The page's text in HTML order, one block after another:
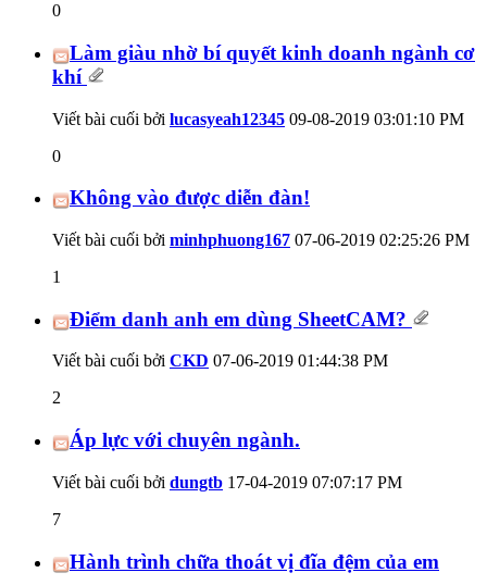
0
Làm giàu nhờ bí quyết kinh doanh ngành cơ
khí
Viết bài cuối bởi lucasyeah12345 09-08-2019 03:01:10 PM
0
Không vào được diễn đàn!
Viết bài cuối bởi minhphuong167 07-06-2019 02:25:26 PM
1
Điểm danh anh em dùng SheetCAM?
Viết bài cuối bởi CKD 07-06-2019 01:44:38 PM
2
Áp lực với chuyên ngành.
Viết bài cuối bởi dungtb 17-04-2019 07:07:17 PM
7
Hành trình chữa thoát vị đĩa đệm của em